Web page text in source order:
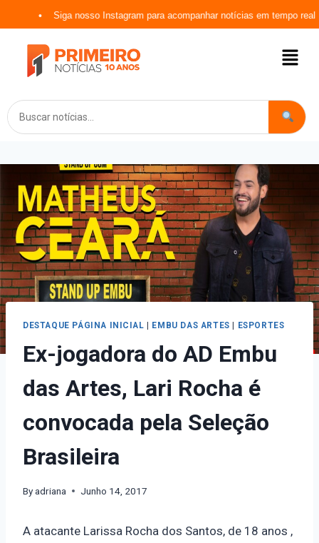
Siga nosso Instagram para acompanhar notícias em tempo real
DESTAQUE PÁGINA INICIAL EMBU DAS ARTES ESPORTES
Ex-jogadora do AD Embu
das Artes, Lari Rocha é
convocada pela Seleção
Brasileira
Byadriana Junho 14, 2017
A atacante Larissa Rocha dos Santos, de 18 anos ,